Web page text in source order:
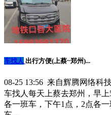
车找人 出行方便(上蔡~郑州)...
08-25 13:56 来自辉腾网络科
车找人每天上蔡去郑州，早
各一班车，下午1点，2点各